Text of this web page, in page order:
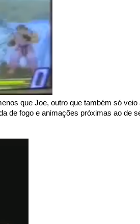
que Joe, outro que também só veio
de fogo e animações próximas ao de